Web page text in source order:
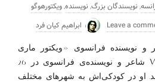
,نویسندگان بزرگ,نویسنده,ویکتورهوگو
Leave a ابراهیم کیان فرد
و نویسنده فرانسوی «ویکتور ماری
هوگو» Victor Marie Hugo شاعر و نویسنده‌ی فرانسوی در 26
به دنیا آمد. او در کودکی‌اش به شهرهای مختلف